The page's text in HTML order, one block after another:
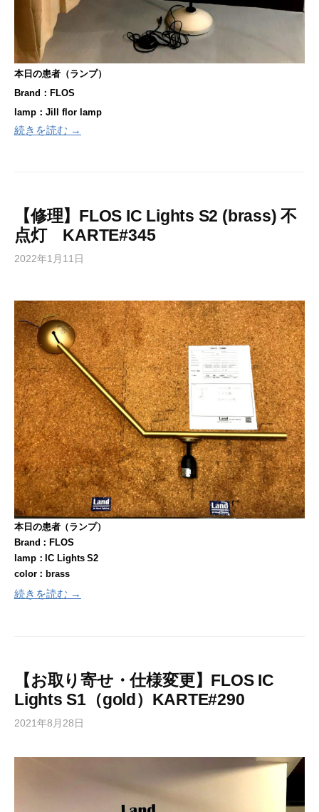
本日の患者（ランプ）
Brand：FLOS
lamp：Jill flor lamp
続きを読む →
【修理】FLOS IC Lights S2 (brass) 不
点灯 KARTE#345
2022年1月11日
本日の患者（ランプ）
Brand：FLOS
lamp：IC Lights S2
color：brass
続きを読む →
【お取り寄せ・仕様変更】FLOS IC
Lights S1（gold）KARTE#290
2021年8月28日